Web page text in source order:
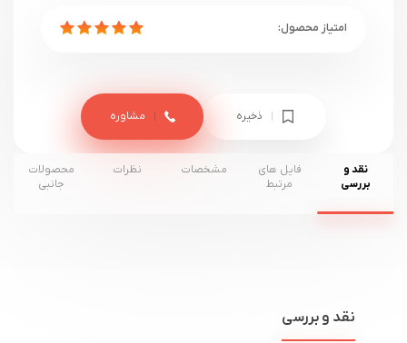
ذخیره مشاوره
نقد و
بررسی
فایل های
مرتبط
مشخصات نظرات
محصولات
جانبی
نقد و بررسی